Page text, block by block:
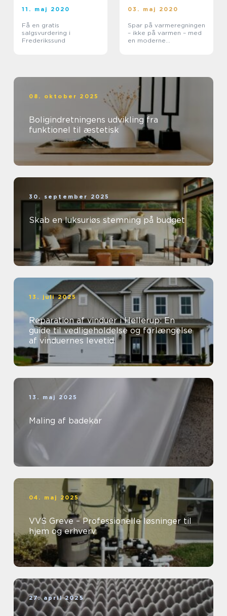
11. maj 2020
Få en gratis
salgsvurdering i
Frederikssund
03. maj 2020
Spar på varmeregningen
– ikke på varmen – med
en moderne
08. oktober 2025
Boligindretningens udvikling fra
funktionel til æstetisk
30. september 2025
Skab en luksuriøs stemning på budget
13. juli 2025
Reparation af vinduer i Hellerup: En
guide til vedligeholdelse og forlængelse
af vinduernes levetid
13. maj 2025
Maling af badekar
04. maj 2025
VVS Greve – Professionelle løsninger til
hjem og erhverv
27. april 2025